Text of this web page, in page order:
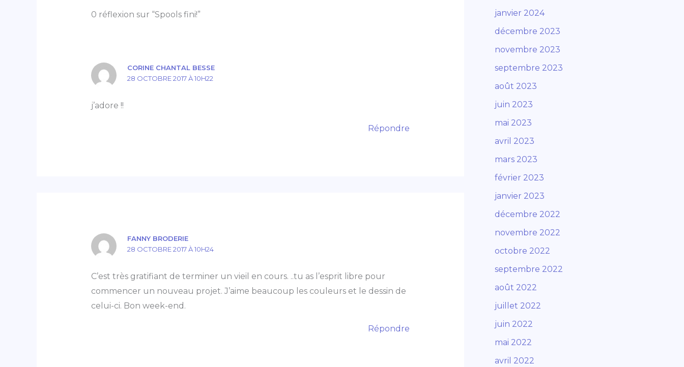
0 réflexion sur “Spools fini!”
CORINE CHANTAL BESSE
28 OCTOBRE 2017 À 10H22
j’adore !!
Répondre
FANNY BRODERIE
28 OCTOBRE 2017 À 10H24
C’est très gratifiant de terminer un vieil en cours. ..tu as l’esprit libre pour
commencer un nouveau projet. J’aime beaucoup les couleurs et le dessin de
celui-ci. Bon week-end.
Répondre
janvier 2024
décembre 2023
novembre 2023
septembre 2023
août 2023
juin 2023
mai 2023
avril 2023
mars 2023
février 2023
janvier 2023
décembre 2022
novembre 2022
octobre 2022
septembre 2022
août 2022
juillet 2022
juin 2022
mai 2022
avril 2022